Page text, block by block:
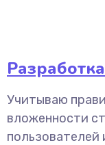
Учитываю
вложенности
пользователей